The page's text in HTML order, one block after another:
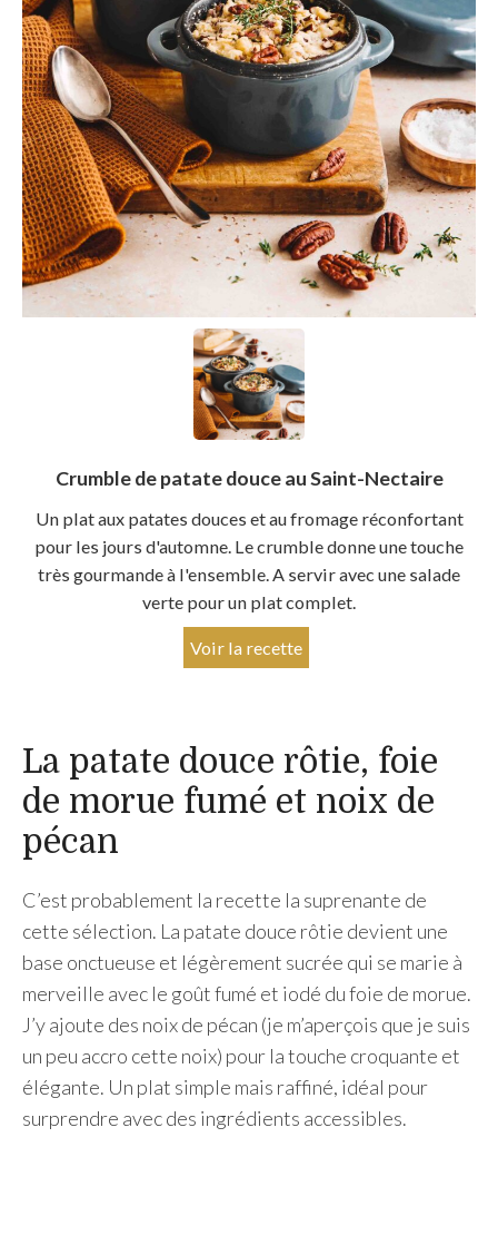
Crumble de patate douce au Saint-Nectaire
Un plat aux patates douces et au fromage réconfortant
pour les jours d'automne. Le crumble donne une touche
très gourmande à l'ensemble. A servir avec une salade
verte pour un plat complet.
Voir la recette
La patate douce rôtie, foie
de morue fumé et noix de
pécan
C’est probablement la recette la suprenante de
cette sélection. La patate douce rôtie devient une
base onctueuse et légèrement sucrée qui se marie à
merveille avec le goût fumé et iodé du foie de morue.
J’y ajoute des noix de pécan (je m’aperçois que je suis
un peu accro cette noix) pour la touche croquante et
élégante. Un plat simple mais raffiné, idéal pour
surprendre avec des ingrédients accessibles.